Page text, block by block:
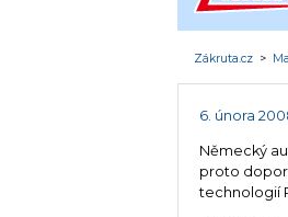
Zákruta.cz >
6. února
Německý
proto
technologií